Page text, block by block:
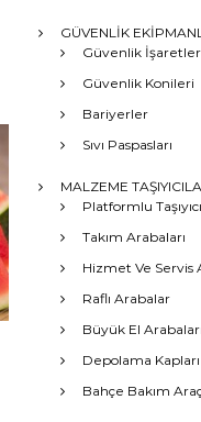
GÜVENLİK
Güvenlik
Güvenlik Konileri
Bariyerler
Sıvı Paspasları
MALZEME
Platformlu
Takım Arabaları
Hizmet Ve Servis
Raflı Arabalar
Büyük El Arabaları
Depolama Kapları
Bahçe Bakım